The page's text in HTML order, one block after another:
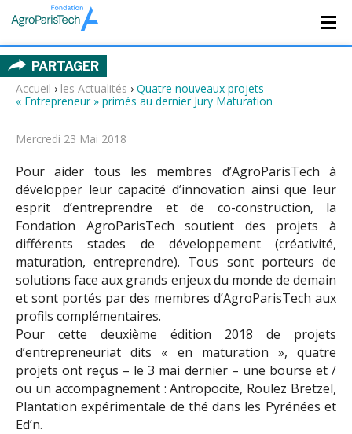
PARTAGER
Accueil › les Actualités › Quatre nouveaux projets
« Entrepreneur » primés au dernier Jury Maturation
Mercredi 23 Mai 2018
Pour aider tous les membres d’AgroParisTech à
développer leur capacité d’innovation ainsi que leur
esprit d’entreprendre et de co-construction, la
Fondation AgroParisTech soutient des projets à
différents stades de développement (créativité,
maturation, entreprendre). Tous sont porteurs de
solutions face aux grands enjeux du monde de demain
et sont portés par des membres d’AgroParisTech aux
profils complémentaires.
Pour cette deuxième édition 2018 de projets
d’entrepreneuriat dits « en maturation », quatre
projets ont reçus – le 3 mai dernier – une bourse et /
ou un accompagnement : Antropocite, Roulez Bretzel,
Plantation expérimentale de thé dans les Pyrénées et
Ed’n.